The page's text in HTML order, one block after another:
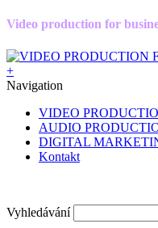
Video production for
+
Navigation
VIDEO
AUDIO
DIGITAL
Kontakt
Vyhledávání